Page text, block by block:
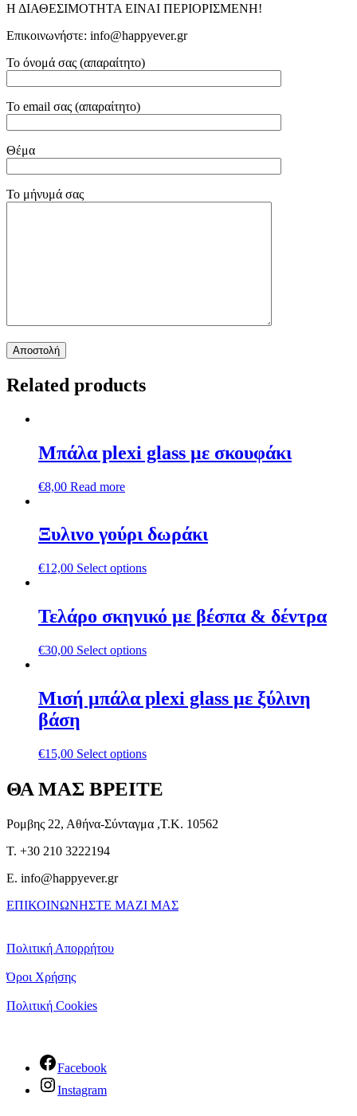
Η ΔΙΑΘΕΣΙΜΟΤΗΤΑ ΕΙΝΑΙ ΠΕΡΙΟΡΙΣΜΕΝΗ!
Επικοινωνήστε: info@happyever.gr
Το όνομά σας (απαραίτητο)
Το email σας (απαραίτητο)
Θέμα
Το μήνυμά σας
Related products
Μπάλα plexi glass με σκουφάκι
€8,00 Read more
Ξυλινο γούρι δωράκι
€12,00 Select options
Τελάρο σκηνικό με βέσπα & δέντρα
€30,00 Select options
Mισή μπάλα plexi glass με ξύλινη
βάση
€15,00 Select options
ΘΑ ΜΑΣ ΒΡΕΙΤΕ
Ρομβης 22, Αθήνα-Σύνταγμα ,Τ.Κ. 10562
T. +30 210 3222194
E. info@happyever.gr
ΕΠΙΚΟΙΝΩΝΗΣΤΕ ΜΑΖΙ ΜΑΣ
Πολιτική Απορρήτου
Όροι Χρήσης
Πολιτική Cookies
Facebook
Instagram